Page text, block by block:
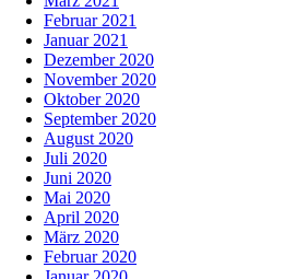
Februar 2021
Januar 2021
Dezember 2020
November 2020
Oktober 2020
September 2020
August 2020
Juli 2020
Juni 2020
Mai 2020
April 2020
März 2020
Februar 2020